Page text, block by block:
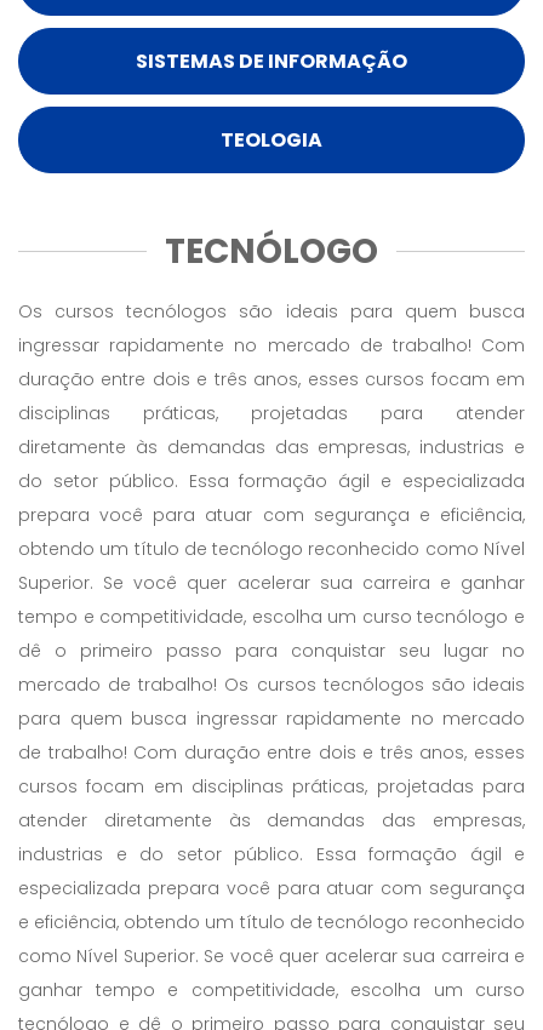
SISTEMAS DE INFORMAÇÃO
TEOLOGIA
TECNÓLOGO
Os cursos tecnólogos são ideais para quem busca
ingressar rapidamente no mercado de trabalho! Com
duração entre dois e três anos, esses cursos focam em
disciplinas práticas, projetadas para atender
diretamente às demandas das empresas, industrias e
do setor público. Essa formação ágil e especializada
prepara você para atuar com segurança e eficiência,
obtendo um título de tecnólogo reconhecido como Nível
Superior. Se você quer acelerar sua carreira e ganhar
tempo e competitividade, escolha um curso tecnólogo e
dê o primeiro passo para conquistar seu lugar no
mercado de trabalho! Os cursos tecnólogos são ideais
para quem busca ingressar rapidamente no mercado
de trabalho! Com duração entre dois e três anos, esses
cursos focam em disciplinas práticas, projetadas para
atender diretamente às demandas das empresas,
industrias e do setor público. Essa formação ágil e
especializada prepara você para atuar com segurança
e eficiência, obtendo um título de tecnólogo reconhecido
como Nível Superior. Se você quer acelerar sua carreira e
ganhar tempo e competitividade, escolha um curso
tecnólogo e dê o primeiro passo para conquistar seu